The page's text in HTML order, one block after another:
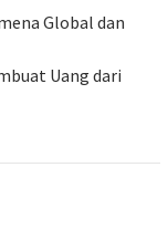
Global dan
Uang dari